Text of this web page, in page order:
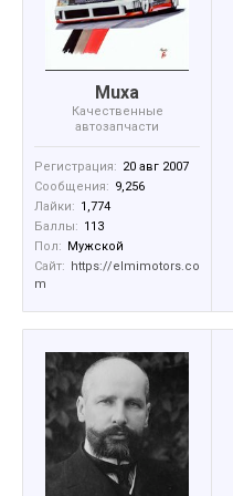
Muxa
Качественные
автозапчасти
Регистрация: 20 авг 2007
Сообщения: 9,256
Лайки: 1,774
Баллы: 113
Пол:
Мужской
Сайт:
https://elmimotors.co
m